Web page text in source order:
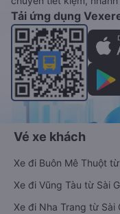
Tải ứng dụng
Vé xe khách
Xe đi Buôn Mê Thuột
Xe đi Vũng Tàu từ Sài
Xe đi Nha Trang từ Sài